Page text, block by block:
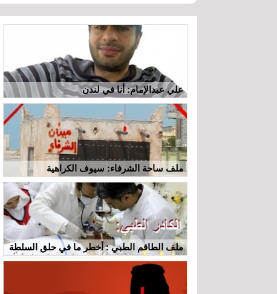
علي عبدالإمام: أنا في لندن
ملف ساحة الشرفاء: سيوف الكراهية
ملف الطاقم الطبي : أخطر ما في حلق السلطة